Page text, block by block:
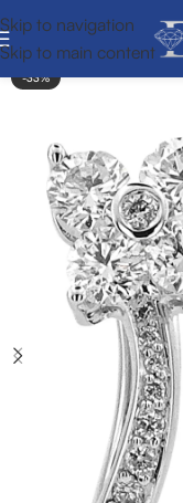
Skip to navigation
Skip to main content
-33%